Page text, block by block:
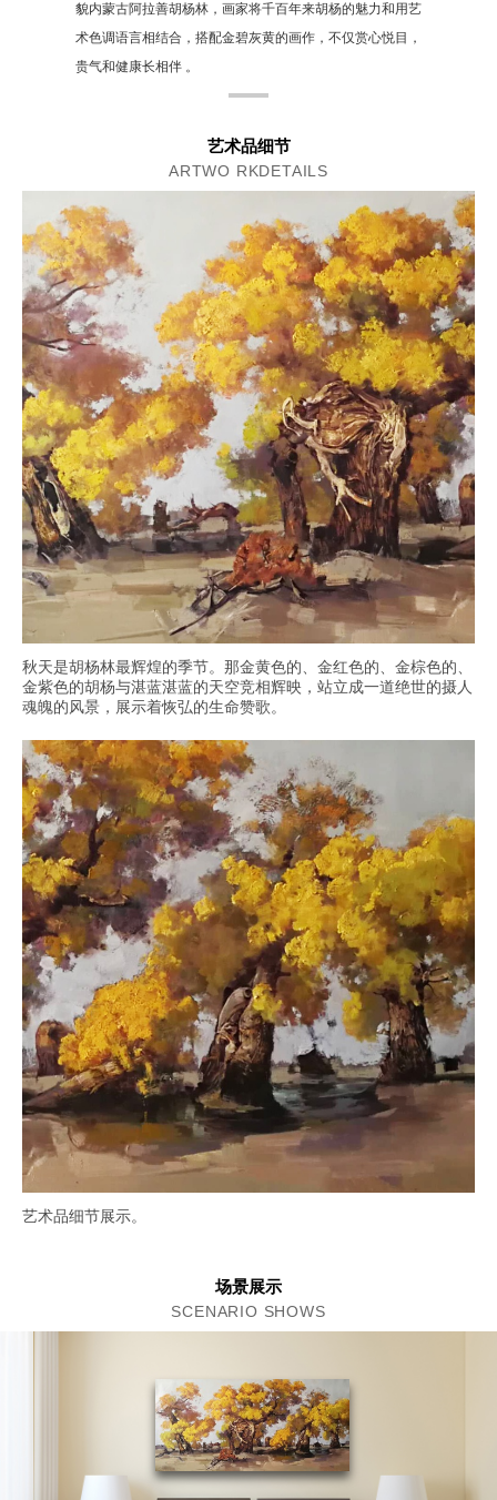
貌内蒙古阿拉善胡杨林，画家将千百年来胡杨的魅力和用艺
术色调语言相结合，搭配金碧灰黄的画作，不仅赏心悦目，
贵气和健康长相伴 。
艺术品细节
ARTWO RKDETAILS
秋天是胡杨林最辉煌的季节。那金黄色的、金红色的、金棕色的、
金紫色的胡杨与湛蓝湛蓝的天空竞相辉映，站立成一道绝世的摄人
魂魄的风景，展示着恢弘的生命赞歌。
艺术品细节展示。
场景展示
SCENARIO SHOWS